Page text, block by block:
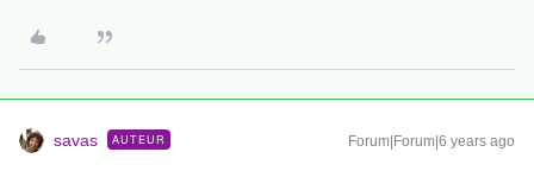
savas AUTEUR Forum|Forum|6 years ago